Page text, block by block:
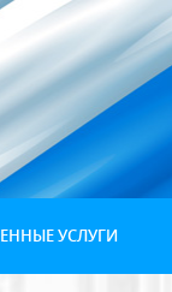
УСЛУГИ